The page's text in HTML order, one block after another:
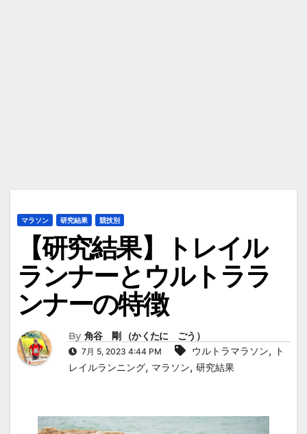
マラソン 研究結果 競技別
【研究結果】トレイル
ランナーとウルトララ
ンナーの特徴
By 角谷 剛 （かくたに ごう）
7月 5, 2023 4:44 PM ウルトラマラソン,
ト
レイルランニング, マラソン, 研究結果